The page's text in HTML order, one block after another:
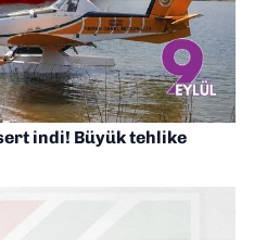
indi! Büyük tehlike